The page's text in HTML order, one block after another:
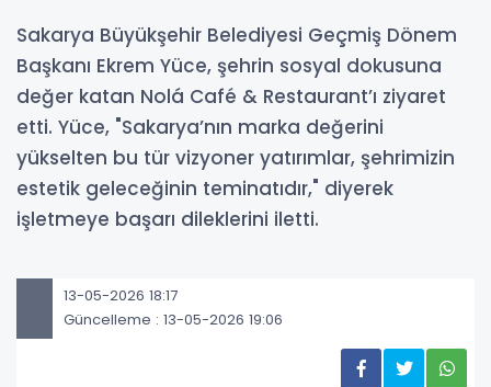
Sakarya Büyükşehir Belediyesi Geçmiş Dönem
Başkanı Ekrem Yüce, şehrin sosyal dokusuna
değer katan Nolá Café & Restaurant’ı ziyaret
etti. Yüce, "Sakarya’nın marka değerini
yükselten bu tür vizyoner yatırımlar, şehrimizin
estetik geleceğinin teminatıdır," diyerek
işletmeye başarı dileklerini iletti.
13-05-2026 18:17
Güncelleme : 13-05-2026 19:06